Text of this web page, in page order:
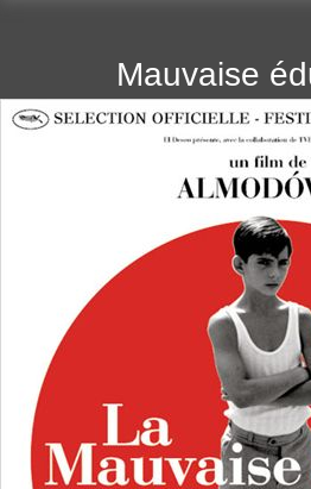
Mauvaise